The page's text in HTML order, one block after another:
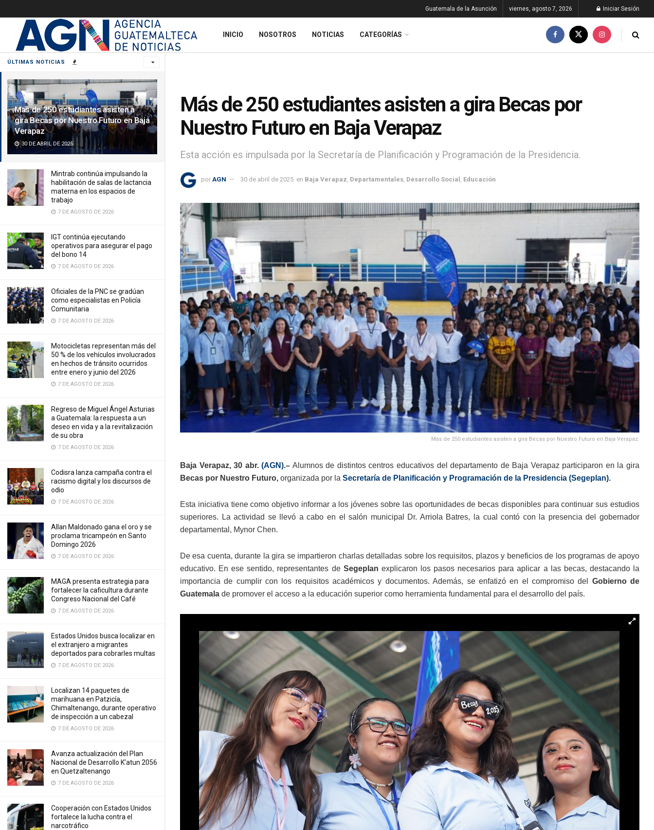
ÚLTIMAS NOTICIAS
Más de 250 estudiantes asisten a
gira Becas por Nuestro Futuro en Baja
Verapaz
30 DE ABRIL DE 2025
Mintrab continúa impulsando la
habilitación de salas de lactancia
materna en los espacios de
trabajo
7 DE AGOSTO DE 2026
IGT continúa ejecutando
operativos para asegurar el pago
del bono 14
7 DE AGOSTO DE 2026
Oficiales de la PNC se gradúan
como especialistas en Policía
Comunitaria
7 DE AGOSTO DE 2026
Motocicletas representan más del
50 % de los vehículos involucrados
en hechos de tránsito ocurridos
entre enero y junio del 2026
7 DE AGOSTO DE 2026
Regreso de Miguel Ángel Asturias
a Guatemala: la respuesta a un
deseo en vida y a la revitalización
de su obra
7 DE AGOSTO DE 2026
Codisra lanza campaña contra el
racismo digital y los discursos de
odio
7 DE AGOSTO DE 2026
Allan Maldonado gana el oro y se
proclama tricampeón en Santo
Domingo 2026
7 DE AGOSTO DE 2026
MAGA presenta estrategia para
fortalecer la caficultura durante
Congreso Nacional del Café
7 DE AGOSTO DE 2026
Estados Unidos busca localizar en
el extranjero a migrantes
deportados para cobrarles multas
7 DE AGOSTO DE 2026
Localizan 14 paquetes de
marihuana en Patzicía,
Chimaltenango, durante operativo
de inspección a un cabezal
7 DE AGOSTO DE 2026
Avanza actualización del Plan
Nacional de Desarrollo K’atun 2056
en Quetzaltenango
7 DE AGOSTO DE 2026
Cooperación con Estados Unidos
fortalece la lucha contra el
narcotráfico
Guatemala de la Asunción viernes, agosto 7, 2026 Iniciar Sesión
INICIO NOSOTROS NOTICIAS CATEGORÍAS
Más de 250 estudiantes asisten a gira Becas por
Nuestro Futuro en Baja Verapaz
Esta acción es impulsada por la Secretaría de Planificación y Programación de la Presidencia.
por AGN 30 de abril de 2025 en Baja Verapaz Departamentales Desarrollo Social Educación
Más de 250 estudiantes asisten a gira Becas por Nuestro Futuro en Baja Verapaz.
Baja Verapaz, 30 abr.(AGN).– Alumnos de distintos centros educativos del departamento de Baja Verapaz participaron en la gira
Becas por Nuestro Futuro, organizada por la Secretaría de Planificación y Programación de la Presidencia (Segeplan).
Esta iniciativa tiene como objetivo informar a los jóvenes sobre las oportunidades de becas disponibles para continuar sus estudios
superiores. La actividad se llevó a cabo en el salón municipal Dr. Arriola Batres, la cual contó con la presencia del gobernador
departamental, Mynor Chen.
De esa cuenta, durante la gira se impartieron charlas detalladas sobre los requisitos, plazos y beneficios de los programas de apoyo
educativo. En ese sentido, representantes de Segeplan explicaron los pasos necesarios para aplicar a las becas, destacando la
importancia de cumplir con los requisitos académicos y documentos. Además, se enfatizó en el compromiso del
Gobierno de
Guatemala de promover el acceso a la educación superior como herramienta fundamental para el desarrollo del país.